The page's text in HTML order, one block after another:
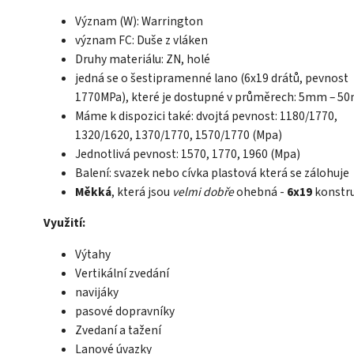
Význam (W): Warrington
význam FC: Duše z vláken
Druhy materiálu: ZN, holé
jedná se o šestipramenné lano (6x19 drátů, pevnost
1770MPa), které je dostupné v průměrech: 5mm –
Máme k dispozici také: dvojtá pevnost: 1180/1770,
1320/1620, 1370/1770, 1570/1770 (Mpa)
Jednotlivá pevnost: 1570, 1770, 1960 (Mpa)
Balení: svazek nebo cívka plastová která se zálohuje
Měkká, která jsou velmi dobřeohebná - 6x19
Využití:
Výtahy
Vertikální zvedání
navijáky
pasové dopravníky
Zvedaní a tažení
Lanové úvazky